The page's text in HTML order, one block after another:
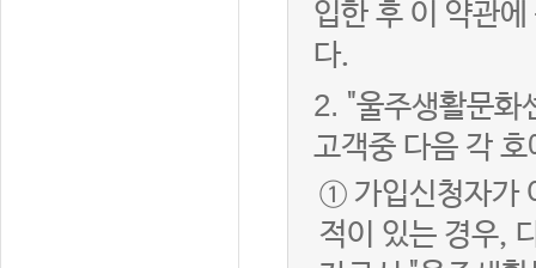
입한 후 이 약관
다.
2. "울주생활문화
고객중 다음 각
① 가입신청자가
적이 있는 경우,